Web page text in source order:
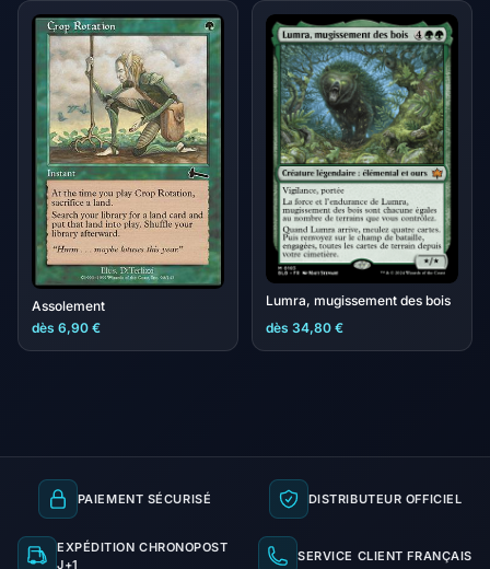
Assolement
dès 6,90 €
Lumra, mugissement des bois
dès 34,80 €
PAIEMENT SÉCURISÉ DISTRIBUTEUR OFFICIEL
EXPÉDITION CHRONOPOST
J+1
SERVICE CLIENT FRANÇAIS